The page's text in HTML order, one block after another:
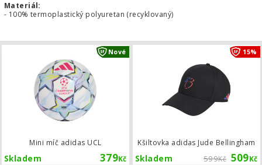
Materiál:
- 100% termoplastický polyuretan (recyklovaný)
Mini míč adidas UCL
379Kč
Skladem
Nové
Kšiltovka adidas Jude Bellingham
599Kč 509Kč
Skladem
15%